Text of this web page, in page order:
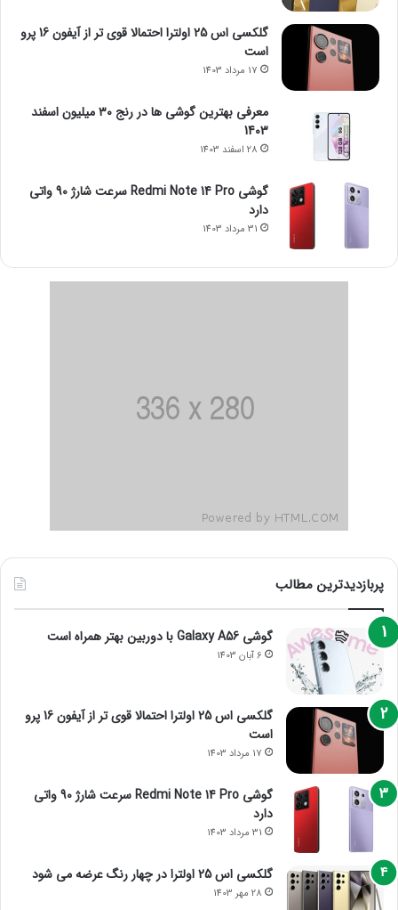
گلکسی اس 25 اولترا احتمالا قوی تر از آیفون 16 پرو
است
17 مرداد 1403
معرفی بهترین گوشی ها در رنج ۳۰ میلیون اسفند
1403
28 اسفند 1403
گوشی Redmi Note 14 Pro سرعت شارژ 90 واتی
دارد
31 مرداد 1403
پربازدیدترین مطالب
گوشی Galaxy A56 با دوربین بهتر همراه است
6 آبان 1403
گلکسی اس 25 اولترا احتمالا قوی تر از آیفون 16 پرو
است
17 مرداد 1403
گوشی Redmi Note 14 Pro سرعت شارژ 90 واتی
دارد
31 مرداد 1403
گلکسی اس 25 اولترا در چهار رنگ عرضه می شود
28 مهر 1403